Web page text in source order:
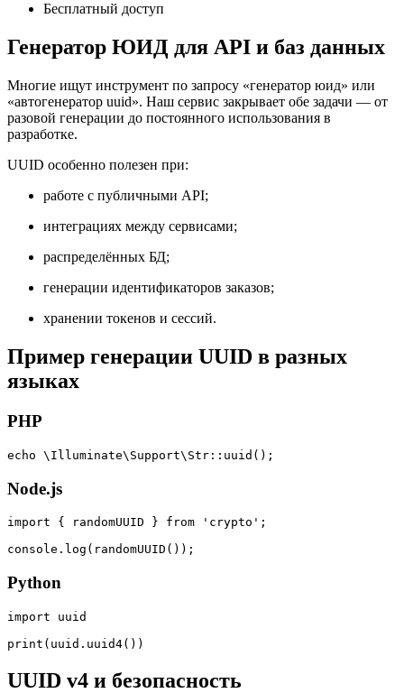
Бесплатный доступ
Генератор ЮИД для API и баз данных
Многие ищут инструмент по запросу «генератор юид» или
«автогенератор uuid». Наш сервис закрывает обе задачи — от
разовой генерации до постоянного использования в
разработке.
UUID особенно полезен при:
работе с публичными API;
интеграциях между сервисами;
распределённых БД;
генерации идентификаторов заказов;
хранении токенов и сессий.
Пример генерации UUID в разных
языках
PHP
echo \Illuminate\Support\Str::uuid();
Node.js
import { randomUUID } from 'crypto';
console.log(randomUUID());
Python
import uuid
print(uuid.uuid4())
UUID v4 и безопасность